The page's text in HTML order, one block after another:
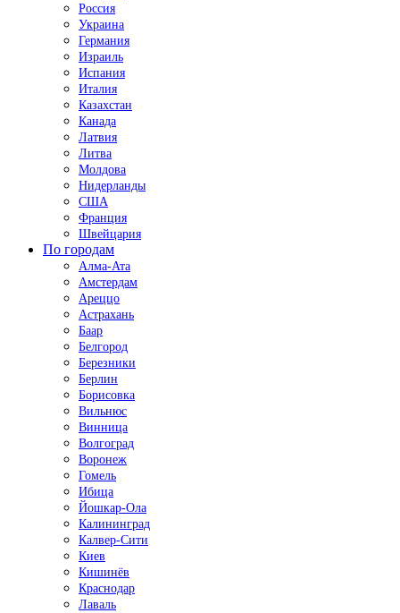
Россия
Украина
Германия
Израиль
Испания
Италия
Казахстан
Канада
Латвия
Литва
Молдова
Нидерланды
США
Франция
Швейцария
По городам
Алма-Ата
Амстердам
Ареццо
Астрахань
Баар
Белгород
Березники
Берлин
Борисовка
Вильнюс
Винница
Волгоград
Воронеж
Гомель
Ибица
Йошкар-Ола
Калининград
Калвер-Сити
Киев
Кишинёв
Краснодар
Лаваль